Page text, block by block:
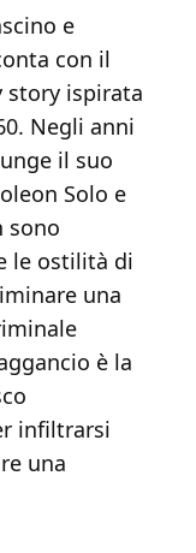
e
con il
story ispirata
Negli anni
il suo
Solo e
sono
le ostilità di
una
è la
infiltrarsi
una